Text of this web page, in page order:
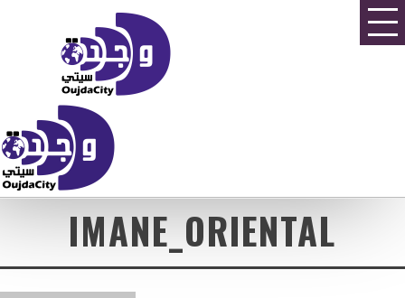
IMANE_ORIENTAL